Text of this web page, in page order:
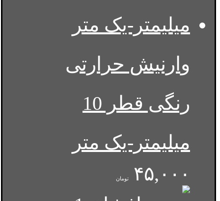
وارنیش حرارتی
رنگی قطر 10
میلیمتر-یک متر
۴۵,۰۰۰
تومان